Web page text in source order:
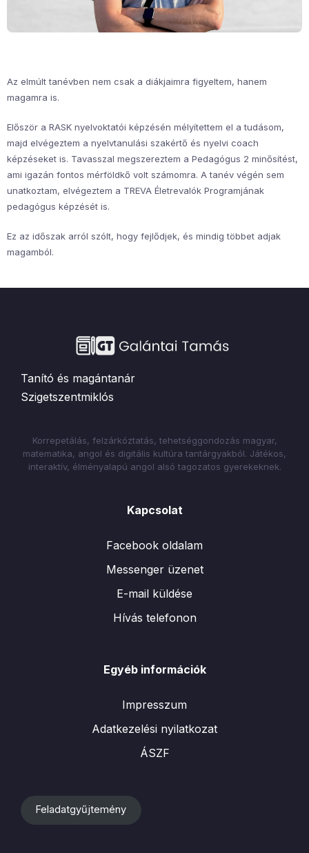
Az elmúlt tanévben nem csak a diákjaimra figyeltem, hanem
magamra is.
Először a RASK nyelvoktatói képzésén mélyítettem el a tudásom,
majd elvégeztem a nyelvtanulási szakértő és nyelvi coach
képzéseket is. Tavasszal megszereztem a Pedagógus 2 minősítést,
ami igazán fontos mérföldkő volt számomra. A tanév végén sem
unatkoztam, elvégeztem a TREVA Életrevalók Programjának
pedagógus képzését is.
Ez az időszak arról szólt, hogy fejlődjek, és mindig többet adjak
magamból.
Tanító és magántanár
Szigetszentmiklós
Korrepetálás, felzárkóztatás, tehetséggondozás magyar,
matematika, angol és digitális kultúra tantárgyakból. Játékos,
interaktív, élményalapú angol alsó tagozatos gyerekeknek.
Kapcsolat
Facebook oldalam
Messenger üzenet
E-mail küldése
Hívás telefonon
Egyéb információk
Impresszum
Adatkezelési nyilatkozat
ÁSZF
Feladatgyűjtemény